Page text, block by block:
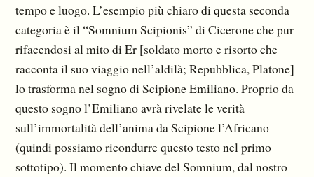
tempo e luogo. L’esempio più chiaro di questa seconda
categoria è il “Somnium Scipionis” di Cicerone che pur
rifacendosi al mito di Er [soldato morto e risorto che
racconta il suo viaggio nell’aldilà; Repubblica, Platone]
lo trasforma nel sogno di Scipione Emiliano. Proprio da
questo sogno l’Emiliano avrà rivelate le verità
sull’immortalità dell’anima da Scipione l’Africano
(quindi possiamo ricondurre questo testo nel primo
sottotipo). Il momento chiave del Somnium, dal nostro